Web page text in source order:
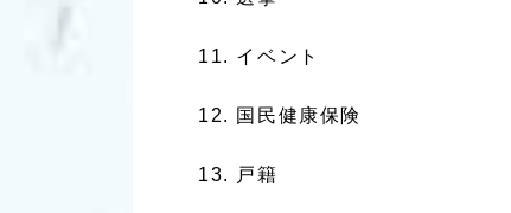
イベント
国民健康保険
戸籍